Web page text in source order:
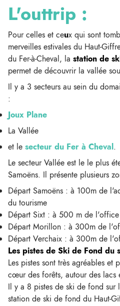
L'outtrip :
Pour celles et ceux qui sont
merveilles estivales du Haut-
du Fer-à-Cheval, la station de
permet de découvrir la vallée
Il y a 3 secteurs au sein du
:
Joux Plane
La Vallée
et le secteur du Fer à Cheval.
Le secteur Vallée est le le plus
Samoëns. Il présente plusieurs
Départ Samoëns : à 100m de
du tourisme
Départ Sixt : à 500 m de
Départ Morillon : à 300m de
Départ Verchaix : à 300m de
Les pistes de Ski de Fond du
Les pistes sont très agréables et
cœur des forêts, autour des
Il y a 8 pistes de ski de fond sur
station de ski de fond du Haut-